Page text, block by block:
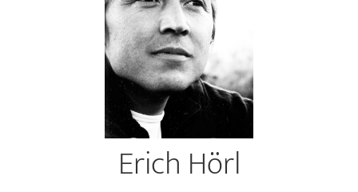
Erich Hörl